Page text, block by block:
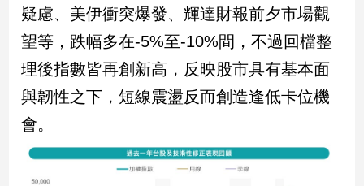
追
星
生
活
建
築/
疑慮、美伊衝突爆發、輝達財報前夕市場觀
望等，跌幅多在-5%至-10%間，不過回檔整
理後指數皆再創新高，反映股市具有基本面
與韌性之下，短線震盪反而創造逢低卡位機
會。